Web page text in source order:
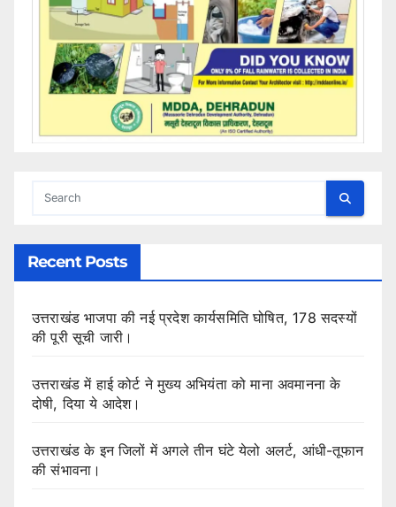
Recent Posts
उत्तराखंड भाजपा की नई प्रदेश कार्यसमिति घोषित, 178 सदस्यों
की पूरी सूची जारी।
उत्तराखंड में हाई कोर्ट ने मुख्य अभियंता को माना अवमानना के
दोषी, दिया ये आदेश।
उत्तराखंड के इन जिलों में अगले तीन घंटे येलो अलर्ट, आंधी-तूफान
की संभावना।